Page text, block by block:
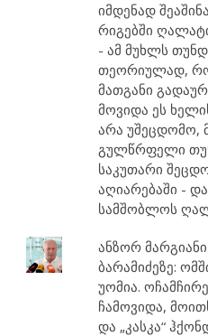
იმდენად
რიგებში
- ამ მუხლს
თეორიულად,
მათგანი
მოვიდა ეს
არა უშეცდომო,
გულწრფელი
საკუთარი
აღიარებაში -
სამშობლოს
ანზორ
ბარამიძეზე:
უომია.
ჩამოვიდა,
და „კასკა“